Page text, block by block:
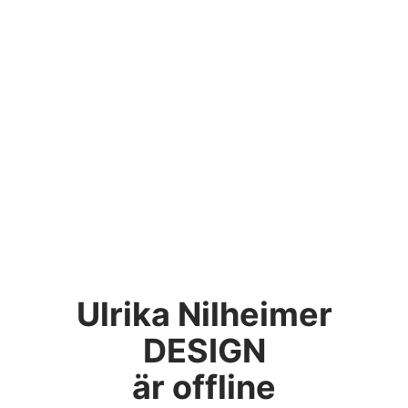
Ulrika Nilheimer
DESIGN
är offline